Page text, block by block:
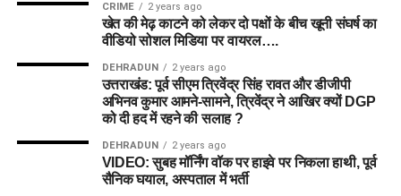
CRIME 2 years ago
खेत की मेढ़ काटने को लेकर दो पक्षों के बीच खूनी संघर्ष का
वीडियो सोशल मिडिया पर वायरल….
DEHRADUN 2 years ago
उत्तराखंड: पूर्व सीएम त्रिवेंद्र सिंह रावत और डीजीपी
अभिनव कुमार आमने-सामने, त्रिवेंद्र ने आखिर क्यों DGP
को दी हद में रहने की सलाह ?
DEHRADUN 2 years ago
VIDEO: सुबह मॉर्निंग वॉक पर हाइवे पर निकला हाथी, पूर्व
सैनिक घयाल, अस्पताल में भर्ती